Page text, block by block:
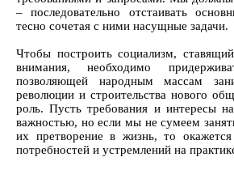
– последовательно отстаивать
тесно сочетая с ними насущные задачи.
Чтобы построить социализм,
внимания, необходимо
позволяющей народным массам
революции и строительства нового
роль. Пусть требования и интересы
важностью, но если мы не сумеем
их претворение в жизнь, то
потребностей и устремлений на